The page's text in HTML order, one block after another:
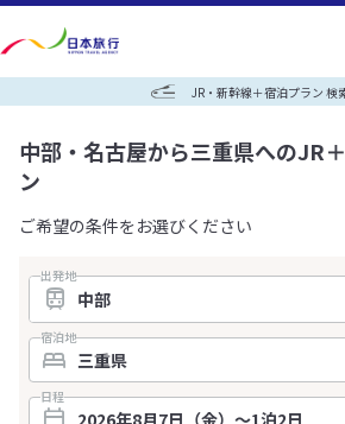
JR・新幹線＋宿泊プラン 検
中部・名古屋から三重県へのJR
ン
ご希望の条件をお選びください
出発地
宿泊地
日程